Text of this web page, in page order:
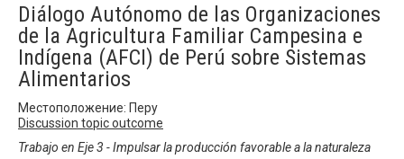
Diálogo Autónomo de las Organizaciones
de la Agricultura Familiar Campesina e
Indígena (AFCI) de Perú sobre Sistemas
Alimentarios
Местоположение: Перу
Discussion topic outcome
Trabajo en Eje 3 - Impulsar la producción favorable a la naturaleza